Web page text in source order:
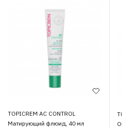
TOPICREM АС CONTROL
Матирующий флюид, 40 мл